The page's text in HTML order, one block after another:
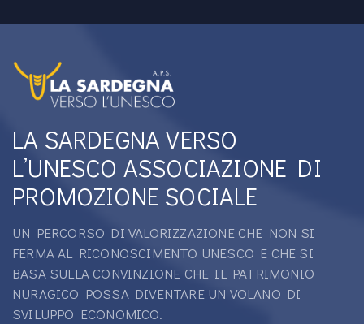
LA SARDEGNA VERSO
L’UNESCO ASSOCIAZIONE DI
PROMOZIONE SOCIALE
UN PERCORSO DI VALORIZZAZIONE CHE NON SI
FERMA AL RICONOSCIMENTO UNESCO E CHE SI
BASA SULLA CONVINZIONE CHE IL PATRIMONIO
NURAGICO POSSA DIVENTARE UN VOLANO DI
SVILUPPO ECONOMICO.